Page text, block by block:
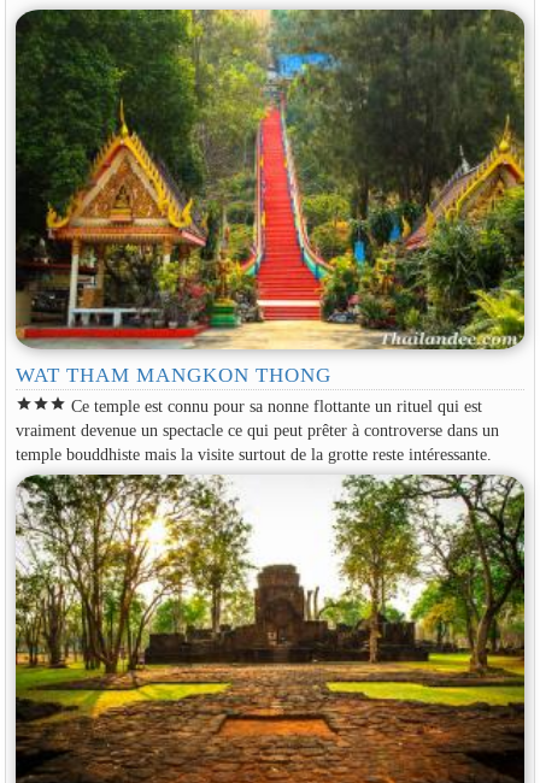
WAT THAM MANGKON THONG
starstarstar Ce temple est connu pour sa nonne flottante un rituel qui est
vraiment devenue un spectacle ce qui peut prêter à controverse dans un
temple bouddhiste mais la visite surtout de la grotte reste intéressante.